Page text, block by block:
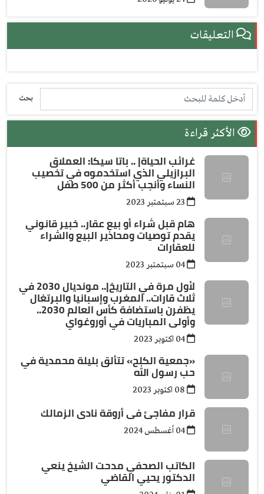
التعليقات
بحث
الأكثر قراءة
غرائب الحياة| .. باتا سيكا: العملاق
البرازيلي الذي استخدموه في تخصيب
النساء وأنجب أكثر من 500 طفل
هام قبل شراء أو بيع عقار.. خبير قانوني
يقدم توصيات ومحاذير البيع والشراء
للعقارات
لأول مرة في التاريخ|.. مونديال 2030 في
ثلاث قارات.. المغرب وإسبانيا والبرتغال
يظفرن باستضافة كأس العالم 2030..
وأولى المباريات في أوروغواي
«جمعية الكلح» تتألق بليلة محمدية في
حب رسول الله
قرار مفاجئ فى أروقة نادى الزمالك
الكاتب الصحفي مدحت الشيخ ينعي
الدكتور يحيي القاضي